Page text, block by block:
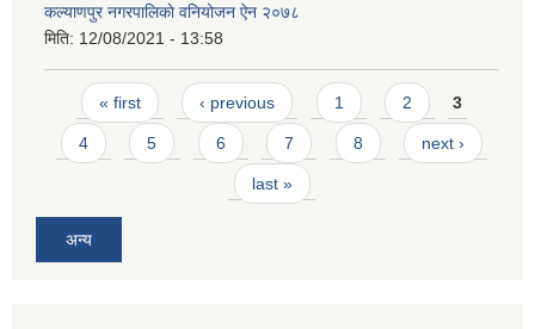
कल्याणपुर नगरपालिकाे वनियोजन ऐन २०७८
मिति: 12/08/2021 - 13:58
Pages
« first ‹ previous 1 2 3
4 5 6 7 8 next ›
last »
अन्य